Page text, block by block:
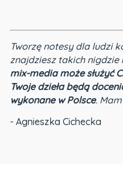
Tworzę notesy dla ludzi
znajdziesz takich nigdzie
mix-media może służyć
Twoje dzieła będą
wykonane w Polsce.
- Agnieszka Cichecka